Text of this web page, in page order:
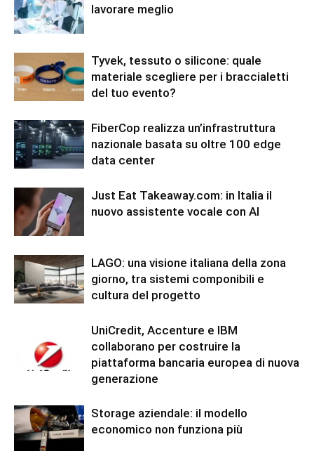
lavorare meglio
Tyvek, tessuto o silicone: quale
materiale scegliere per i braccialetti
del tuo evento?
FiberCop realizza un’infrastruttura
nazionale basata su oltre 100 edge
data center
Just Eat Takeaway.com: in Italia il
nuovo assistente vocale con AI
LAGO: una visione italiana della zona
giorno, tra sistemi componibili e
cultura del progetto
UniCredit, Accenture e IBM
collaborano per costruire la
piattaforma bancaria europea di nuova
generazione
Storage aziendale: il modello
economico non funziona più